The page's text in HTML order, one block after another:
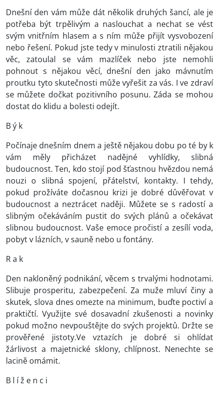
Dnešní den vám může dát několik druhých šancí, ale je
potřeba být trpělivým a naslouchat a nechat se vést
svým vnitřním hlasem a s ním může přijít vysvobození
nebo řešení. Pokud jste tedy v minulosti ztratili nějakou
věc, zatoulal se vám mazlíček nebo jste nemohli
pohnout s nějakou věcí, dnešní den jako mávnutím
proutku tyto skutečnosti může vyřešit za vás. I ve zdraví
se můžete dočkat pozitivního posunu. Záda se mohou
dostat do klidu a bolesti odejít.
B ý k
Počínaje dnešním dnem a ještě nějakou dobu po té by k
vám měly přicházet nadějné vyhlídky, slibná
budoucnost. Ten, kdo stojí pod šťastnou hvězdou nemá
nouzi o slibná spojení, přátelství, kontakty. I tehdy,
pokud prožíváte dočasnou krizi je dobré důvěřovat v
budoucnost a neztrácet naději. Můžete se s radostí a
slibným očekáváním pustit do svých plánů a očekávat
slibnou budoucnost. Vaše emoce pročistí a zesílí voda,
pobyt v lázních, v sauně nebo u fontány.
R a k
Den nakloněný podnikání, věcem s trvalými hodnotami.
Slibuje prosperitu, zabezpečení. Za muže mluví činy a
skutek, slova dnes omezte na minimum, buďte poctiví a
praktičtí. Využijte své dosavadní zkušenosti a novinky
pokud možno nevpouštějte do svých projektů. Držte se
prověřené jistoty.Ve vztazích je dobré si ohlídat
žárlivost a majetnické sklony, chlípnost. Nenechte se
lacině omámit.
B l í ž e n c i